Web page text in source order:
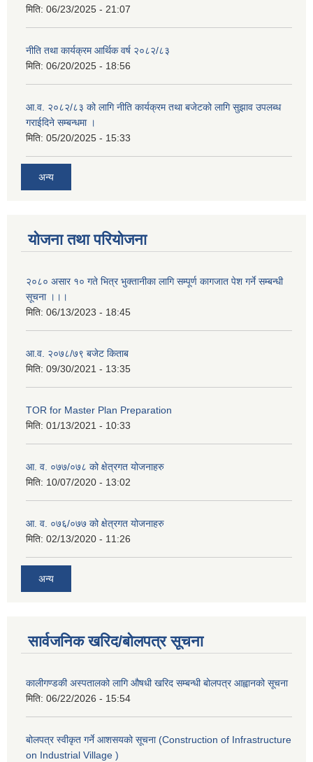
मिति: 06/23/2025 - 21:07
नीति तथा कार्यक्रम आर्थिक वर्ष २०८२/८३
मिति: 06/20/2025 - 18:56
आ.व. २०८२/८३ को लागि नीति कार्यक्रम तथा बजेटको लागि सुझाव उपलब्ध
गराईदिने सम्बन्धमा ।
मिति: 05/20/2025 - 15:33
अन्य
योजना तथा परियोजना
२०८० असार १० गते भित्र भुक्तानीका लागि सम्पूर्ण कागजात पेश गर्ने सम्बन्धी
सूचना ।।।
मिति: 06/13/2023 - 18:45
आ.व. २०७८/७९ बजेट किताब
मिति: 09/30/2021 - 13:35
TOR for Master Plan Preparation
मिति: 01/13/2021 - 10:33
आ. व. ०७७/०७८ को क्षेत्रगत योजनाहरु
मिति: 10/07/2020 - 13:02
आ. व. ०७६/०७७ को क्षेत्रगत योजनाहरु
मिति: 02/13/2020 - 11:26
अन्य
सार्वजनिक खरिद/बोलपत्र सूचना
कालीगण्डकी अस्पतालको लागि औषधी खरिद सम्बन्धी बोलपत्र आह्वानको सूचना
मिति: 06/22/2026 - 15:54
बोलपत्र स्वीकृत गर्ने आशसयको सूचना (Construction of Infrastructure
on Industrial Village )